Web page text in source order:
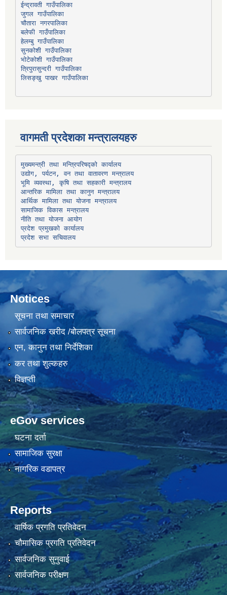
ईन्द्रावती गाउँपालिका
जुगल गाउँपालिका
चौतारा नगरपालिका
बलेफी गाउँपालिका
हेलम्बु गाउँपालिका
सुनकोशी गाउँपालिका
भोटेकोशी गाउँपालिका
त्रिपुरासुन्दरी गाउँपालिका
लिसङ्खु पाखर गाउँपालिका
वागमती प्रदेशका मन्त्रालयहरु
मुख्यमन्त्री तथा मन्त्रिपरिषद्को कार्यालय
उद्योग, पर्यटन, वन तथा वातावरण मन्त्रालय
भूमि व्यवस्था, कृषि तथा सहकारी मन्त्रालय
आन्तरिक मामिला तथा कानुन मन्त्रालय
आर्थिक मामिला तथा योजना मन्त्रालय
सामाजिक विकास मन्त्रालय
नीति तथा योजना आयोग
प्रदेश प्रमुखको कार्यालय
प्रदेश सभा सचिवालय
Notices
सूचना तथा समाचार
सार्वजनिक खरीद /बोलपत्र सूचना
एन, कानुन तथा निर्देशिका
कर तथा शुल्कहरु
विज्ञप्ती
eGov services
घटना दर्ता
सामाजिक सुरक्षा
नागरिक वडापत्र
Reports
वार्षिक प्रगति प्रतिवेदन
चौमासिक प्रगति प्रतिवेदन
सार्वजनिक सुनुवाई
सार्वजनिक परीक्षण